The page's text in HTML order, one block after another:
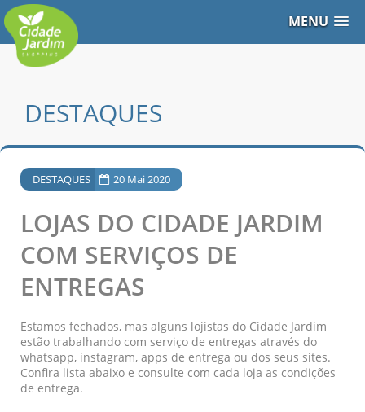
MENU
DESTAQUES
DESTAQUES 20 Mai 2020
LOJAS DO CIDADE JARDIM
COM SERVIÇOS DE
ENTREGAS
Estamos fechados, mas alguns lojistas do Cidade Jardim
estão trabalhando com serviço de entregas através do
whatsapp, instagram, apps de entrega ou dos seus sites.
Confira lista abaixo e consulte com cada loja as condições
de entrega.